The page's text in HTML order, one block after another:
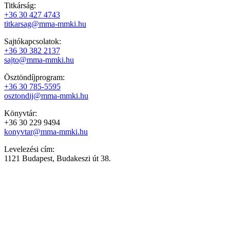
Titkárság:
+36 30 427 4743
titkarsag@mma-mmki.hu
Sajtókapcsolatok:
+36 30 382 2137
sajto@mma-mmki.hu
Ösztöndíjprogram:
+36 30 785-5595
osztondij@mma-mmki.hu
Könyvtár:
+36 30 229 9494
konyvtar@mma-mmki.hu
Levelezési cím:
1121 Budapest, Budakeszi út 38.